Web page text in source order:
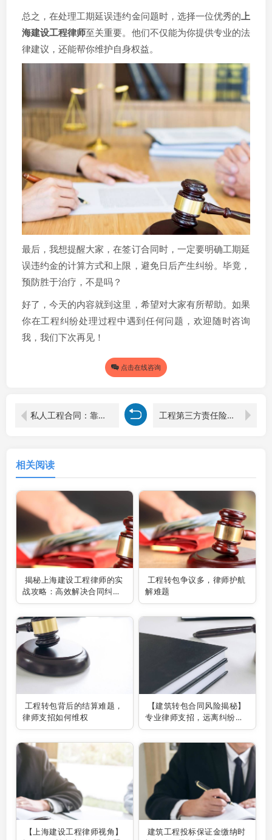
总之，在处理工期延误违约金问题时，选择一位优秀的上
海建设工程律师至关重要。他们不仅能为你提供专业的法
律建议，还能帮你维护自身权益。
最后，我想提醒大家，在签订合同时，一定要明确工期延
误违约金的计算方式和上限，避免日后产生纠纷。毕竟，
预防胜于治疗，不是吗？
好了，今天的内容就到这里，希望对大家有所帮助。如果
你在工程纠纷处理过程中遇到任何问题，欢迎随时咨询
我，我们下次再见！
点击在线咨询
私人工程合同：靠谱还是陷阱？无效合同那些事儿，上海建设工程律师帮你解密！ 工程第三方责任险：揭秘购买主体背后的法律奥秘
相关阅读
揭秘上海建设工程律师的实
战攻略：高效解决合同纠纷
的秘诀
工程转包争议多，律师护航
解难题
工程转包背后的结算难题，
律师支招如何维权
【建筑转包合同风险揭秘】
专业律师支招，远离纠纷陷
阱！
【上海建设工程律师视角】
建筑工程投标保证金缴纳时